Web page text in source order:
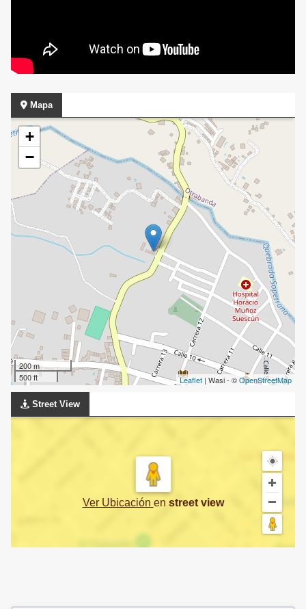
Mapa
+
−
200 m
500 ft
Leaflet | Wasi - ©OpenStreetMap
Street View
Ver Ubicación en street view